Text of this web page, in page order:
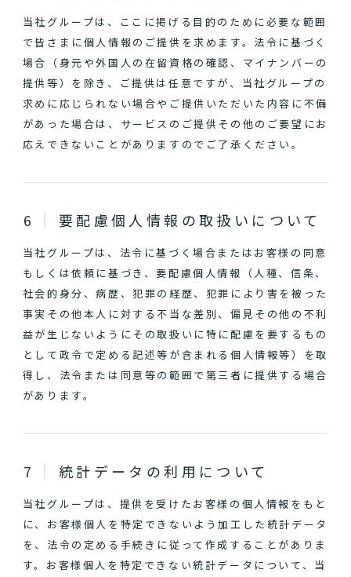
当社グループは、ここに掲げる目的のために必要な範囲
で皆さまに個人情報のご提供を求めます。法令に基づく
場合（身元や外国人の在留資格の確認、マイナンバーの
提供等）を除き、ご提供は任意ですが、当社グループの
求めに応じられない場合やご提供いただいた内容に不備
があった場合は、サービスのご提供その他のご要望にお
応えできないことがありますのでご了承ください。
要配慮個人情報の取扱いについて
当社グループは、法令に基づく場合またはお客様の同意
もしくは依頼に基づき、要配慮個人情報（人種、信条、
社会的身分、病歴、犯罪の経歴、犯罪により害を被った
事実その他本人に対する不当な差別、偏見その他の不利
益が生じないようにその取扱いに特に配慮を要するもの
として政令で定める記述等が含まれる個人情報等）を取
得し、法令または同意等の範囲で第三者に提供する場合
があります。
統計データの利用について
当社グループは、提供を受けたお客様の個人情報をもと
に、お客様個人を特定できないよう加工した統計データ
を、法令の定める手続きに従って作成することがありま
す。お客様個人を特定できない統計データについて、当